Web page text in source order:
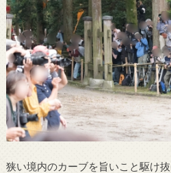
狭い境内のカーブを旨いこと駆け抜